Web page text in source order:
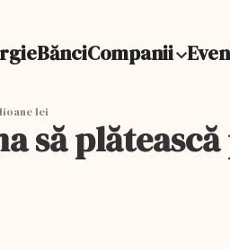
BănciCompanii
lei
să